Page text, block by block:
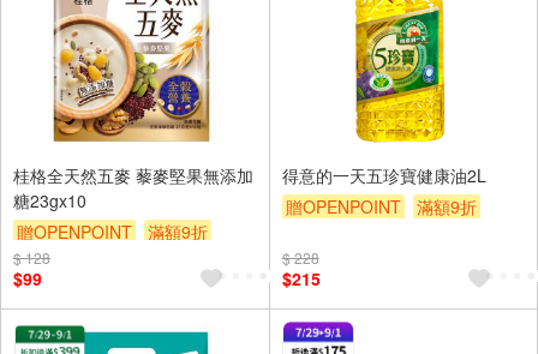
桂格全天然五麥 藜麥堅果無添加
糖23gx10
贈OPENPOINT
滿額9折
贈$200
$ 128
$99
得意的一天五珍寶健康油2L
贈OPENPOINT
滿額9折
$ 228
$215